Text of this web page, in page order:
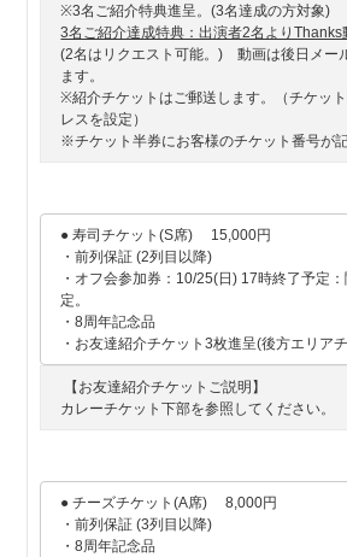
※3名ご紹介特典進呈。(3名達成の方対象)
3名ご紹介達成特典：出演者2名よりThanks
(2名はリクエスト可能。) 動画は後日メー
ます。
※紹介チケットはご郵送します。（チケッ
レスを設定）
※チケット半券にお客様のチケット番号が
● 寿司チケット(S席) 15,000円
・前列保証 (2列目以降)
・オフ会参加券：10/25(日) 17時終了予定
定。
・8周年記念品
・お友達紹介チケット3枚進呈(後方エリア
【お友達紹介チケットご説明】
カレーチケット下部を参照してください。
● チーズチケット(A席) 8,000円
・前列保証 (3列目以降)
・8周年記念品